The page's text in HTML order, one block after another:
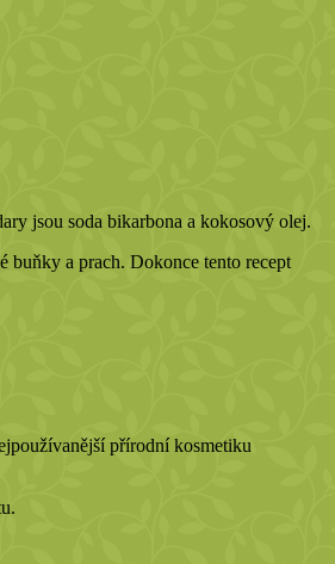
jsou soda bikarbona a kokosový olej.
buňky a prach. Dokonce tento recept
přírodní kosmetiku